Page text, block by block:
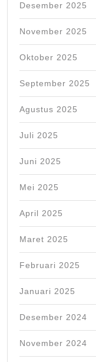
Desember 2025
November 2025
Oktober 2025
September 2025
Agustus 2025
Juli 2025
Juni 2025
Mei 2025
April 2025
Maret 2025
Februari 2025
Januari 2025
Desember 2024
November 2024